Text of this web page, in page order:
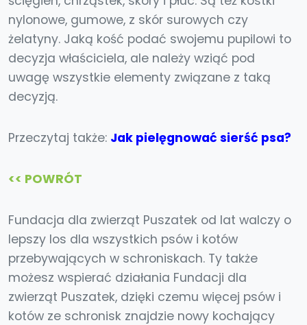
nylonowe, gumowe, z skór surowych czy
żelatyny. Jaką kość podać swojemu pupilowi to
decyzja właściciela, ale należy wziąć pod
uwagę wszystkie elementy związane z taką
decyzją.
Przeczytaj także: Jak pielęgnować sierść psa?
<< POWRÓT
Fundacja dla zwierząt Puszatek od lat walczy o
lepszy los dla wszystkich psów i kotów
przebywających w schroniskach. Ty także
możesz wspierać działania Fundacji dla
zwierząt Puszatek, dzięki czemu więcej psów i
kotów ze schronisk znajdzie nowy kochający